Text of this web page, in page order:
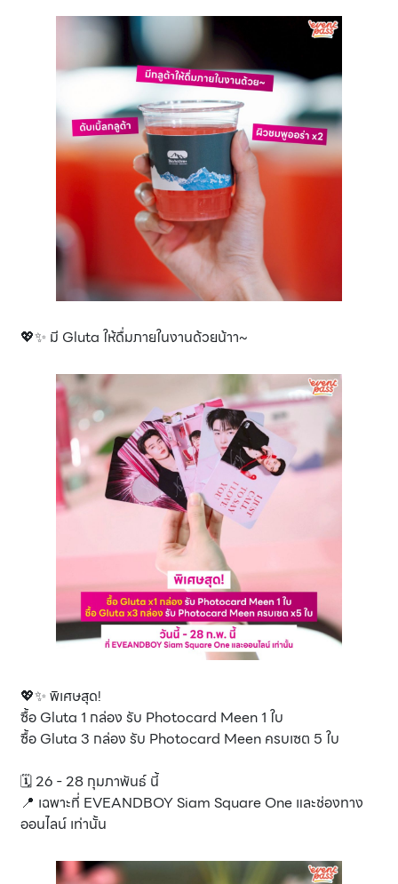
💖✨ มี Gluta ให้ดื่มภายในงานด้วยน้าา~
💖✨ พิเศษสุด!
ซื้อ Gluta 1 กล่อง รับ Photocard Meen 1 ใบ
ซื้อ Gluta 3 กล่อง รับ Photocard Meen ครบเซต 5 ใบ
🗓 26 - 28 กุมภาพันธ์ นี้
📍 เฉพาะที่ EVEANDBOY Siam Square One และช่องทาง
ออนไลน์ เท่านั้น